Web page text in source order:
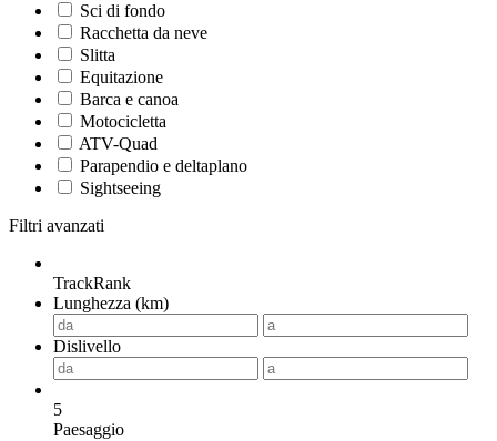
Sci di fondo
Racchetta da neve
Slitta
Equitazione
Barca e canoa
Motocicletta
ATV-Quad
Parapendio e deltaplano
Sightseeing
Filtri avanzati
TrackRank
Lunghezza (km)
Dislivello
5
Paesaggio